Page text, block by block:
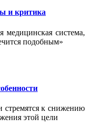
и критика
медицинская система,
подобным»
к снижению
этой цели